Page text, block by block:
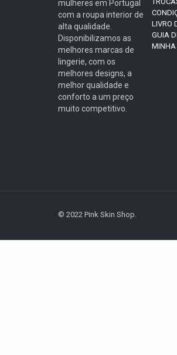
mulheres em Portugal
com a roupa interior de
alta qualidade.
Disponibilizamos as
melhores marcas de
lingerie, com os
melhores designs, a
melhor qualidade e
conforto a um preço
muito competitivo.
LIVRO
GUIA
MINHA
© 2022 Pink Skin Shop.